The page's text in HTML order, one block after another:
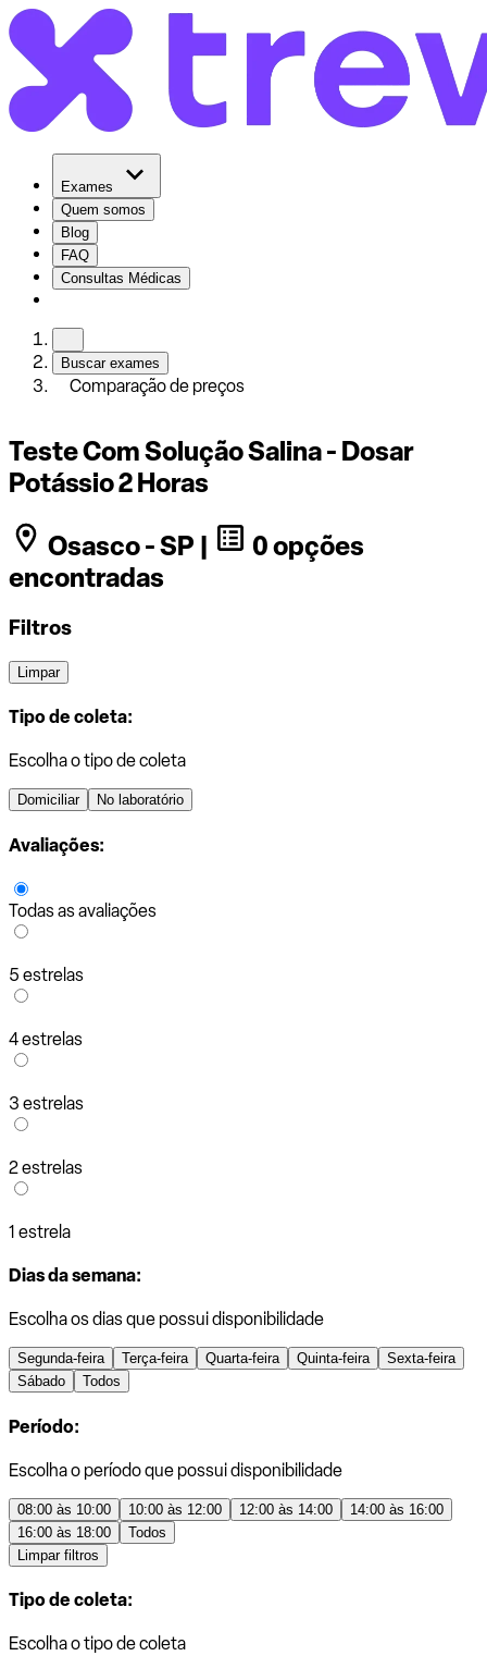
Exames
Quem somos
Blog
FAQ
Consultas Médicas
Buscar exames
Comparação de preços
Teste Com Solução Salina - Dosar
Potássio 2 Horas
Osasco - SP |
0 opções
encontradas
Filtros
Limpar
Tipo de coleta:
Escolha o tipo de coleta
Domiciliar No laboratório
Avaliações:
Todas as avaliações
5 estrelas
4 estrelas
3 estrelas
2 estrelas
1 estrela
Dias da semana:
Escolha os dias que possui disponibilidade
Segunda-feira Terça-feira Quarta-feira Quinta-feira
Sexta-feira
Sábado
Todos
Período:
Escolha o período que possui disponibilidade
08:00 às 10:00 10:00 às 12:00 12:00 às 14:00
14:00 às 16:00
16:00 às 18:00
Todos
Limpar filtros
Tipo de coleta:
Escolha o tipo de coleta